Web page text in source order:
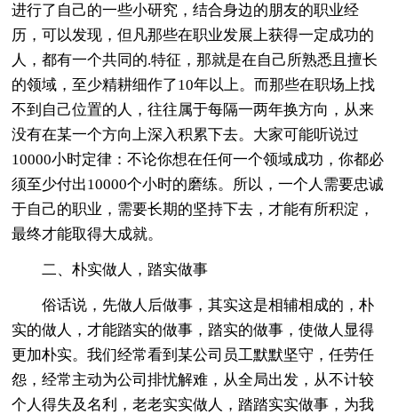
进行了自己的一些小研究，结合身边的朋友的职业经
历，可以发现，但凡那些在职业发展上获得一定成功的
人，都有一个共同的.特征，那就是在自己所熟悉且擅长
的领域，至少精耕细作了10年以上。而那些在职场上找
不到自己位置的人，往往属于每隔一两年换方向，从来
没有在某一个方向上深入积累下去。大家可能听说过
10000小时定律：不论你想在任何一个领域成功，你都必
须至少付出10000个小时的磨练。所以，一个人需要忠诚
于自己的职业，需要长期的坚持下去，才能有所积淀，
最终才能取得大成就。
二、朴实做人，踏实做事
俗话说，先做人后做事，其实这是相辅相成的，朴
实的做人，才能踏实的做事，踏实的做事，使做人显得
更加朴实。我们经常看到某公司员工默默坚守，任劳任
怨，经常主动为公司排忧解难，从全局出发，从不计较
个人得失及名利，老老实实做人，踏踏实实做事，为我